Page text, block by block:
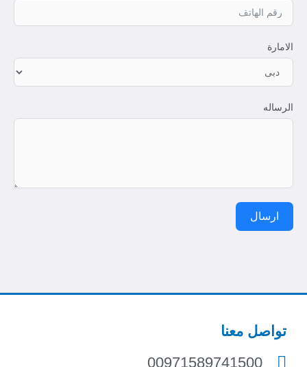
الامارة
الرساله
ارسال
تواصل معنا
00971589741500